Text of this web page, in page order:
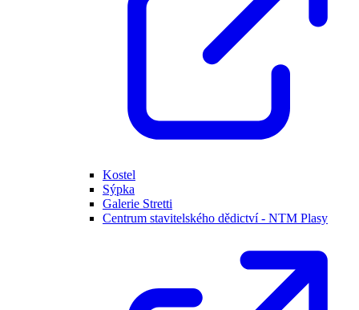
Kostel
Sýpka
Galerie Stretti
Centrum stavitelského dědictví - NTM Plasy